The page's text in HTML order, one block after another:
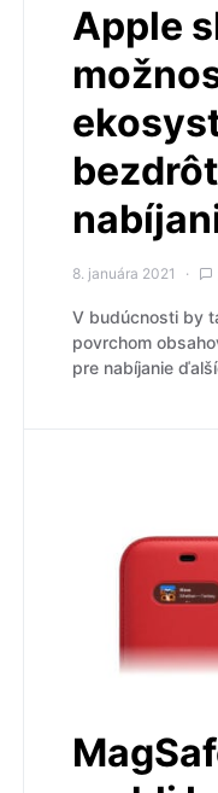
Apple
8. januára 2021
V budúcnosti by
povrchom
pre nabíjanie